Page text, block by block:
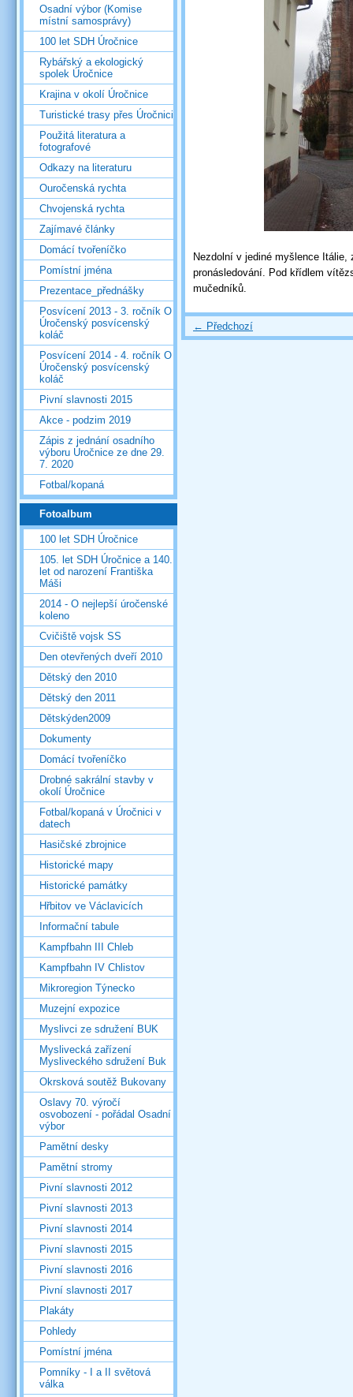
Nezdolní v jediné myšlence
pronásledování. Pod křídlem
mučedníků.
← Předchozí
Osadní výbor (Komise
místní samosprávy)
100 let SDH Úročnice
Rybářský a ekologický
spolek Úročnice
Krajina v okolí Úročnice
Turistické trasy přes Úročnici
Použitá literatura a
fotografové
Odkazy na literaturu
Ouročenská rychta
Chvojenská rychta
Zajímavé články
Domácí tvořeníčko
Pomístní jména
Prezentace_přednášky
Posvícení 2013 - 3. ročník O
Úročenský posvícenský
koláč
Posvícení 2014 - 4. ročník O
Úročenský posvícenský
koláč
Pivní slavnosti 2015
Akce - podzim 2019
Zápis z jednání osadního
výboru Úročnice ze dne 29.
7. 2020
Fotbal/kopaná
Fotoalbum
100 let SDH Úročnice
105. let SDH Úročnice a 140.
let od narození Františka
Máši
2014 - O nejlepší úročenské
koleno
Cvičiště vojsk SS
Den otevřených dveří 2010
Dětský den 2010
Dětský den 2011
Dětskýden2009
Dokumenty
Domácí tvořeníčko
Drobné sakrální stavby v
okolí Úročnice
Fotbal/kopaná v Úročnici v
datech
Hasičské zbrojnice
Historické mapy
Historické památky
Hřbitov ve Václavicích
Informační tabule
Kampfbahn III Chleb
Kampfbahn IV Chlistov
Mikroregion Týnecko
Muzejní expozice
Myslivci ze sdružení BUK
Myslivecká zařízení
Mysliveckého sdružení Buk
Okrsková soutěž Bukovany
Oslavy 70. výročí
osvobození - pořádal Osadní
výbor
Pamětní desky
Pamětní stromy
Pivní slavnosti 2012
Pivní slavnosti 2013
Pivní slavnosti 2014
Pivní slavnosti 2015
Pivní slavnosti 2016
Pivní slavnosti 2017
Plakáty
Pohledy
Pomístní jména
Pomníky - I a II světová
válka